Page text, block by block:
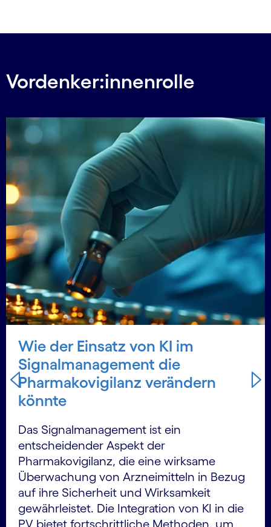
Vordenker:innenrolle
Carousel starts
Wie der Einsatz von KI im
Signalmanagement die
Pharmakovigilanz verändern
könnte
Das Signalmanagement ist ein
entscheidender Aspekt der
Pharmakovigilanz, die eine wirksame
Überwachung von Arzneimitteln in Bezug
auf ihre Sicherheit und Wirksamkeit
gewährleistet. Die Integration von KI in die
PV bietet fortschrittliche Methoden, um